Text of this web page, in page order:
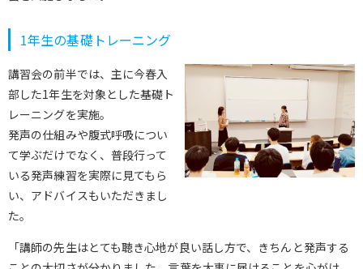
1年生の基礎トレーニング
講習会の前半では、主に今春入
部した1年生を対象とした基礎ト
レーニングを実施。
発声の仕組みや腹式呼吸につい
て学ぶだけでなく、普段行って
いる発声練習を実際に見てもら
い、アドバイスもいただきまし
た。
「講師の先生はとても聴き心地が良い話し方で、きちんと発声する